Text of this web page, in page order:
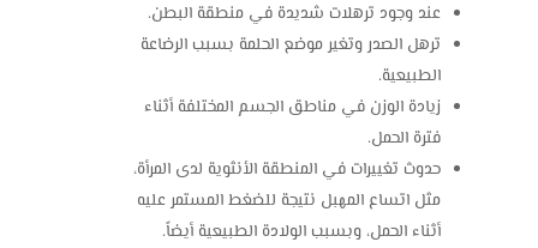
عند وجود ترهلات شديدة في منطقة البطن.
ترهل الصدر وتغير موضع الحلمة بسبب الرضاعة
الطبيعية.
زيادة الوزن في مناطق الجسم المختلفة أثناء
فترة الحمل.
حدوث تغييرات في المنطقة الأنثوية لدى المرأة،
مثل اتساع المهبل نتيجة للضغط المستمر عليه
أثناء الحمل، وبسبب الولادة الطبيعية أيضاً.